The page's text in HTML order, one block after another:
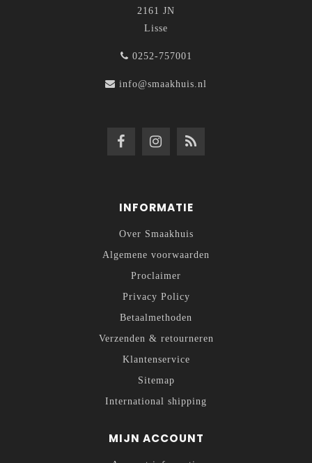
2161 JN
Lisse
0252-757001
info@smaakhuis.nl
INFORMATIE
Over Smaakhuis
Algemene voorwaarden
Proclaimer
Privacy Policy
Betaalmethoden
Verzenden & retourneren
Klantenservice
Sitemap
International shipping
MIJN ACCOUNT